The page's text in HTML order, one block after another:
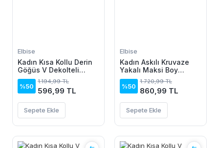
Elbise
Kadın Kısa Kollu Derin
Göğüs V Dekolteli
önden Düğmeli Leopar
Desenli Kısa Süprem
Elbise
%50
1.194,99 TL
596,99 TL
Sepete Ekle
Elbise
Kadın Askılı Kruvaze
Yakalı Maksi Boy
Janjan Krep Elbise
%50
1.720,99 TL
860,99 TL
Sepete Ekle